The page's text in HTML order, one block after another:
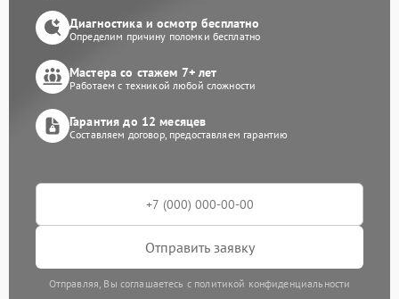
Диагностика и осмотр бесплатно
Определим причину поломки бесплатно
Мастера со стажем 7+ лет
Работаем с техникой любой сложности
Гарантия до 12 месяцев
Составляем договор, предоставляем гарантию
Отправить заявку
Отправляя, Вы соглашаетесь с политикой конфиденциальности